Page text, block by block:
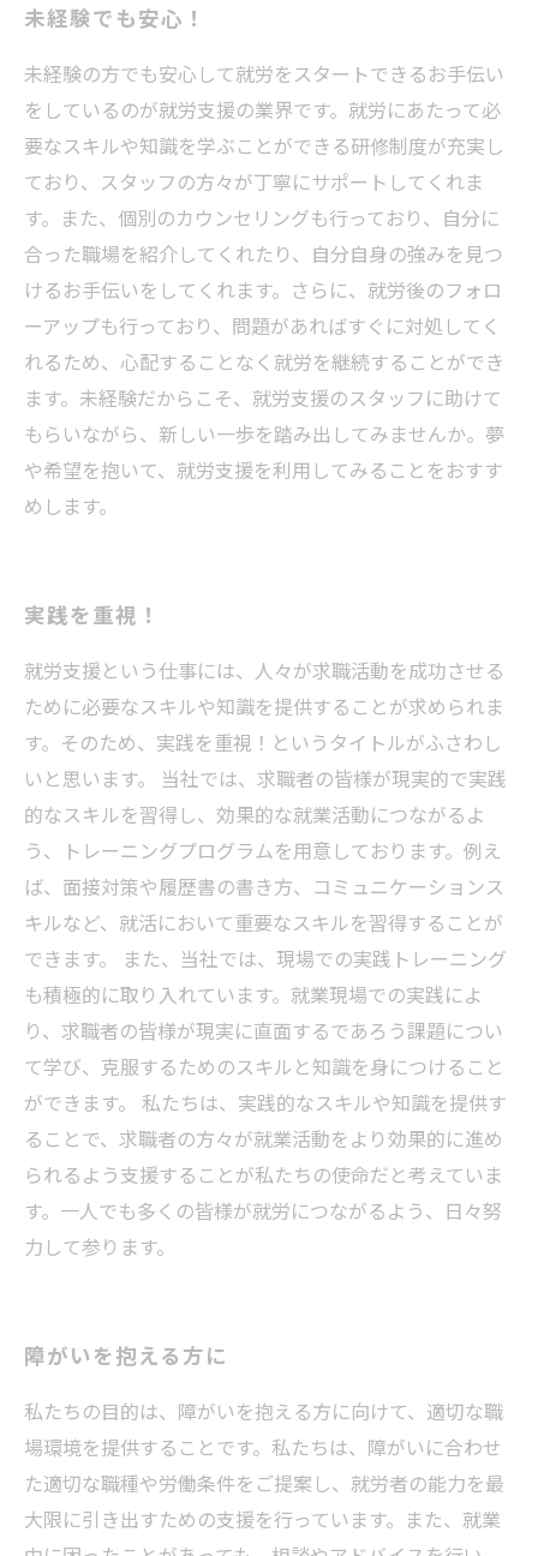
未経験でも安心！
未経験の方でも安心して就労をスタートできるお手伝い
をしているのが就労支援の業界です。就労にあたって必
要なスキルや知識を学ぶことができる研修制度が充実し
ており、スタッフの方々が丁寧にサポートしてくれま
す。また、個別のカウンセリングも行っており、自分に
合った職場を紹介してくれたり、自分自身の強みを見つ
けるお手伝いをしてくれます。さらに、就労後のフォロ
ーアップも行っており、問題があればすぐに対処してく
れるため、心配することなく就労を継続することができ
ます。未経験だからこそ、就労支援のスタッフに助けて
もらいながら、新しい一歩を踏み出してみませんか。夢
や希望を抱いて、就労支援を利用してみることをおすす
めします。
実践を重視！
就労支援という仕事には、人々が求職活動を成功させる
ために必要なスキルや知識を提供することが求められま
す。そのため、実践を重視！というタイトルがふさわし
いと思います。 当社では、求職者の皆様が現実的で実践
的なスキルを習得し、効果的な就業活動につながるよ
う、トレーニングプログラムを用意しております。例え
ば、面接対策や履歴書の書き方、コミュニケーションス
キルなど、就活において重要なスキルを習得することが
できます。 また、当社では、現場での実践トレーニング
も積極的に取り入れています。就業現場での実践によ
り、求職者の皆様が現実に直面するであろう課題につい
て学び、克服するためのスキルと知識を身につけること
ができます。 私たちは、実践的なスキルや知識を提供す
ることで、求職者の方々が就業活動をより効果的に進め
られるよう支援することが私たちの使命だと考えていま
す。一人でも多くの皆様が就労につながるよう、日々努
力して参ります。
障がいを抱える方に
私たちの目的は、障がいを抱える方に向けて、適切な職
場環境を提供することです。私たちは、障がいに合わせ
た適切な職種や労働条件をご提案し、就労者の能力を最
大限に引き出すための支援を行っています。また、就業